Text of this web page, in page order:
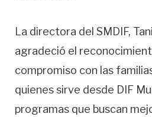
La directora del SMDIF,
agradeció el
compromiso con las
quienes sirve desde DIF
programas que buscan